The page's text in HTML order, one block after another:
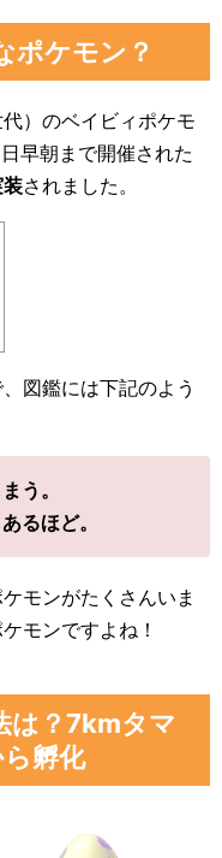
ポケモン？
）のベイビィポケモ
早朝まで開催された
装されました。
図鑑には下記のよう
う。
るほど。
モンがたくさんいま
モンですよね！
は？7kmタマ
孵化